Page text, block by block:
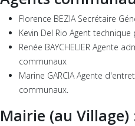
Florence BEZIA Secrétaire
Kevin Del Rio Agent technique
Renée BAYCHELIER Agente
communaux
Marine GARCIA Agente
communaux.
Mairie (au Village)